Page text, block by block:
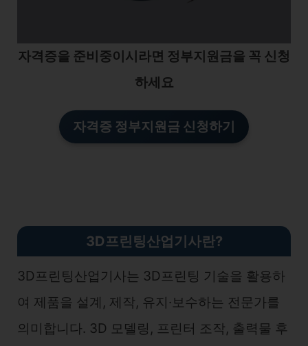
자격증을 준비중이시라면 정부지원금을 꼭 신청
하세요
자격증 정부지원금 신청하기
3D프린팅산업기사란?
3D프린팅산업기사는 3D프린팅 기술을 활용하
여 제품을 설계, 제작, 유지·보수하는 전문가를
의미합니다. 3D 모델링, 프린터 조작, 출력물 후